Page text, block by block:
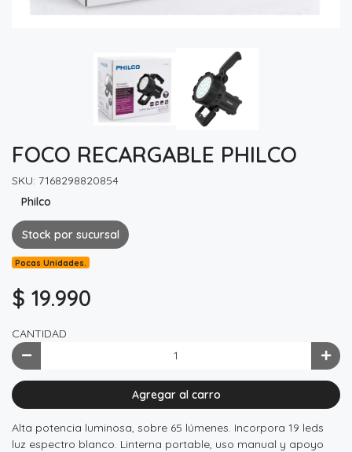
FOCO RECARGABLE PHILCO
SKU: 7168298820854
Philco
Stock por sucursal
Pocas Unidades.
$ 19.990
CANTIDAD
Agregar al carro
Alta potencia luminosa, sobre 65 lúmenes. Incorpora 19 leds
luz espectro blanco. Linterna portable, uso manual y apoyo